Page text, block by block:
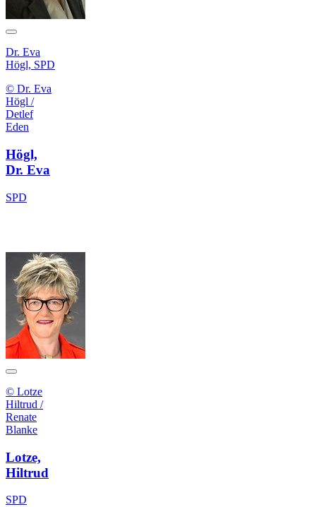
Dr. Eva
Högl, SPD
© Dr. Eva
Högl /
Detlef
Eden
Högl,
Dr. Eva
SPD
© Lotze
Hiltrud /
Renate
Blanke
Lotze,
Hiltrud
SPD